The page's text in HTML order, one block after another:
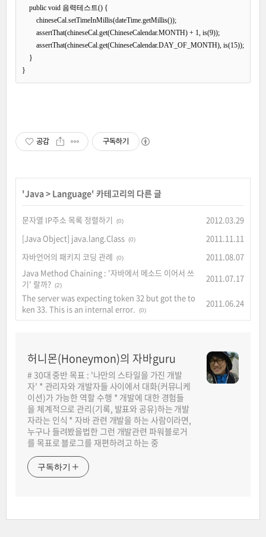
    public void 음력테스트() {
        chineseCal.setTimeInMillis(dateTime.getMillis());
        assertThat(chineseCal.get(ChineseCalendar.MONTH) + 1, is(9));
        assertThat(chineseCal.get(ChineseCalendar.DAY_OF_MONTH), is(15));
    }
공감 구독하기
'Java> Language' 카테고리의 다른 글
문자열 IP주소 목록 정렬하기 (0)
2012.03.29
[Java Object] java.lang.Class (0)
2011.11.11
자바언어의 패키지 코딩 관례
(0)
2011.08.07
Java Method Chaining : '자바에서 메소드 이어서 쓰
기' 랄까? (2)
2011.07.17
The server was expecting token 32 but got the to
ken 33. This is an internal error.
(0)
2011.06.24
허니몬(Honeymon)의 자바guru
# 30대 중반 목표 : '나만의 스타일을 가진 개발
자' * 관리자와 개발자들 사이에서 대화(커뮤니케
이션)가 가능한 역할 수행 * 개발에 대한 경험들
을 체계적으로 관리(기록, 발표와 공유)하는 개발
자라는 인식 * 자바 관련 개발을 하는 사람이라면,
누구나 들려봤을법한 그런 개발관련 파워블로거
를 목표로 블로그를 재편하려고 하는 중
구독하기